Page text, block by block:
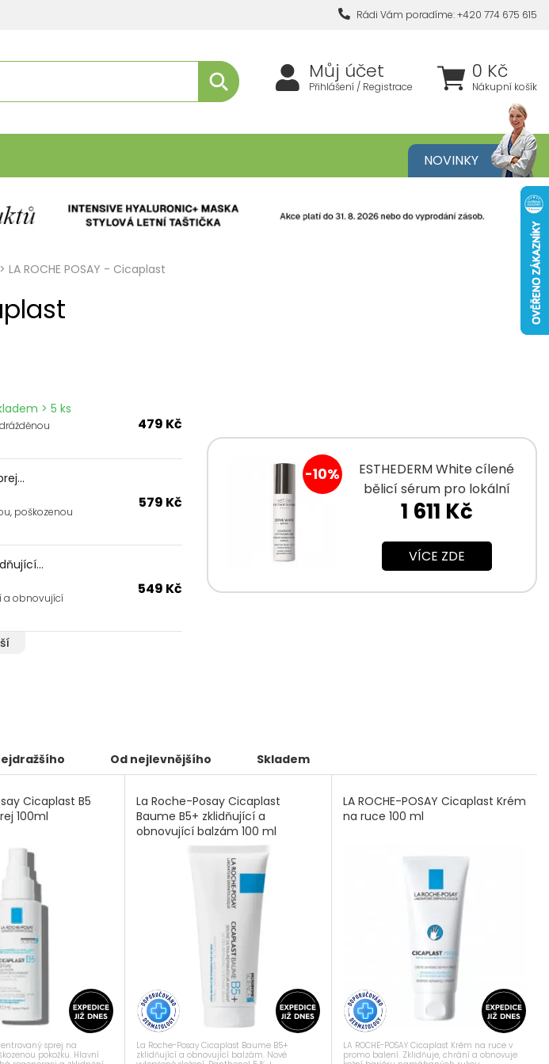
Rádi Vám poradíme: +420 774 675 615
0 Kč
Nákupní košík
Můj účet
Přihlášení / Registrace
NOVINKY
> LA ROCHE POSAY - Cicaplast
> 5 ks
479 Kč
poškozenou
579 Kč
a obnovující
549 Kč
-10%
ESTHEDERM White cílené
bělicí sérum pro lokální
použití 9 ml
1 611 Kč
VÍCE ZDE
Od nejlevnějšího Skladem
Cicaplast B5
100ml
sprej na
pokožku. Hlavní
La Roche-Posay Cicaplast
Baume B5+ zklidňující a
obnovující balzám 100 ml
La Roche-Posay Cicaplast Baume B5+
zklidňující a obnovující balzám. Nové
LA ROCHE-POSAY Cicaplast Krém
na ruce 100 ml
LA ROCHE-POSAY Cicaplast Krém na ruce v
promo balení. Zklidňuje, chrání a obnovuje